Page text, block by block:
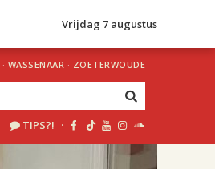
Vrijdag 7 augustus
· WASSENAAR · ZOETERWOUDE
TIPS?! ·
uur 1 van 2